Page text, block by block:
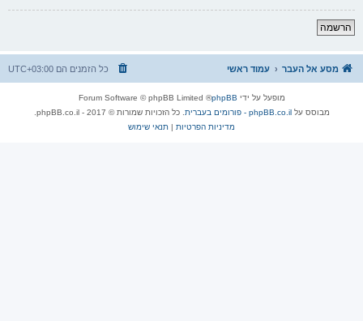
הרשמה
מסע אל העבר עמוד ראשי כל הזמנים הם UTC+03:00
מופעל על ידי phpBB
® Forum Software © phpBB Limited
מבוסס עלphpBB.co.il - פורומים בעברית
. כל הזכויות שמורות © 2017 - phpBB.co.il.
מדיניות הפרטיות | תנאי שימוש